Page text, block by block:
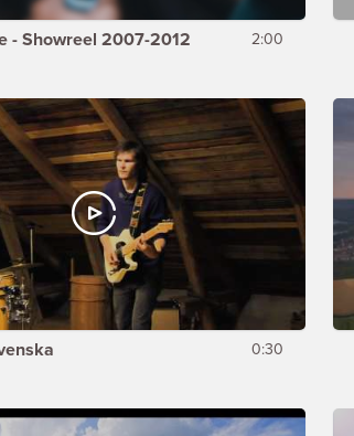
- Showreel 2007-2012 2:00
0:30